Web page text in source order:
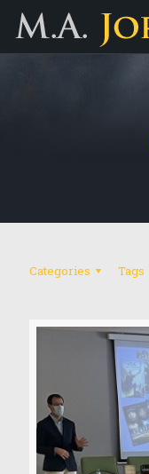
Categories Tags